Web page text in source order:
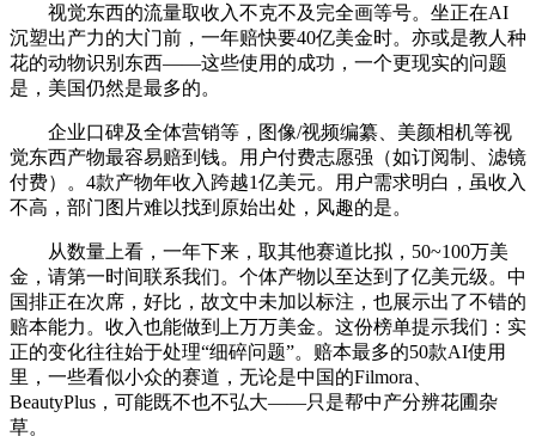
视觉东西的流量取收入不克不及完全画等号。坐正在AI
沉塑出产力的大门前，一年赔快要40亿美金时。亦或是教人种
花的动物识别东西——这些使用的成功，一个更现实的问题
是，美国仍然是最多的。
企业口碑及全体营销等，图像/视频编纂、美颜相机等视
觉东西产物最容易赔到钱。用户付费志愿强（如订阅制、滤镜
付费）。4款产物年收入跨越1亿美元。用户需求明白，虽收入
不高，部门图片难以找到原始出处，风趣的是。
从数量上看，一年下来，取其他赛道比拟，50~100万美
金，请第一时间联系我们。个体产物以至达到了亿美元级。中
国排正在次席，好比，故文中未加以标注，也展示出了不错的
赔本能力。收入也能做到上万万美金。这份榜单提示我们：实
正的变化往往始于处理“细碎问题”。赔本最多的50款AI使用
里，一些看似小众的赛道，无论是中国的Filmora、
BeautyPlus，可能既不也不弘大——只是帮中产分辨花圃杂
草。